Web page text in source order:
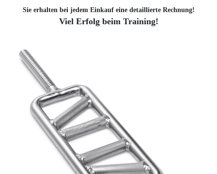
Sie erhalten bei jedem Einkauf eine detaillierte Rechnung!
Viel Erfolg beim Training!